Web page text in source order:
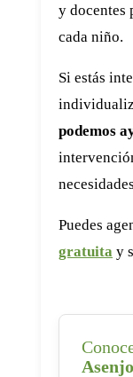
y docentes
cada niño.
Si estás
podemos
Puedes
gratuita y
Asenjo